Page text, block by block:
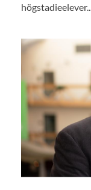
högstadieelever...